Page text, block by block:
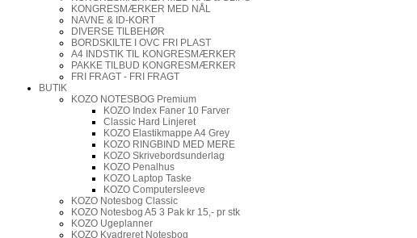
KONGRESMÆRKER MED NÅL
NAVNE & ID-KORT
DIVERSE TILBEHØR
BORDSKILTE I OVC FRI PLAST
A4 INDSTIK TIL KONGRESMÆRKER
PAKKE TILBUD KONGRESMÆRKER
FRI FRAGT - FRI FRAGT
BUTIK
KOZO NOTESBOG Premium
KOZO Index Faner 10 Farver
Classic Hard Linjeret
KOZO Elastikmappe A4 Grey
KOZO RINGBIND MED MERE
KOZO Skrivebordsunderlag
KOZO Penalhus
KOZO Laptop Taske
KOZO Computersleeve
KOZO Notesbog Classic
KOZO Notesbog A5 3 Pak kr 15,- pr stk
KOZO Ugeplanner
KOZO Kvadreret Notesbog